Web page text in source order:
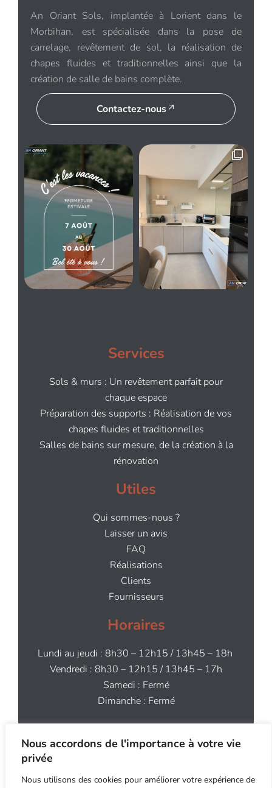
Nous accordons de l'importance à votre vie
privée
Nous utilisons des cookies pour améliorer votre expérience de
An Oriant Sols, implantée à Lorient dans le
Morbihan, est spécialisée dans la pose de
carrelage, revêtement de sol, la réalisation de
chapes fluides et traditionnelles ainsi que la
création de salle de bains complète.
Contactez-nous
Services
Sols & murs : Un revêtement parfait pour
chaque espace
Préparation des supports : Réalisation de vos
chapes fluides et traditionnelles
Salles de bains sur mesure, de la création à la
rénovation
Utiles
Qui sommes-nous ?
Laisser un avis
FAQ
Réalisations
Clients
Fournisseurs
Horaires
Lundi au jeudi : 8h30 – 12h15 / 13h45 – 18h
Vendredi : 8h30 – 12h15 / 13h45 – 17h
Samedi : Fermé
Dimanche : Fermé
Contact